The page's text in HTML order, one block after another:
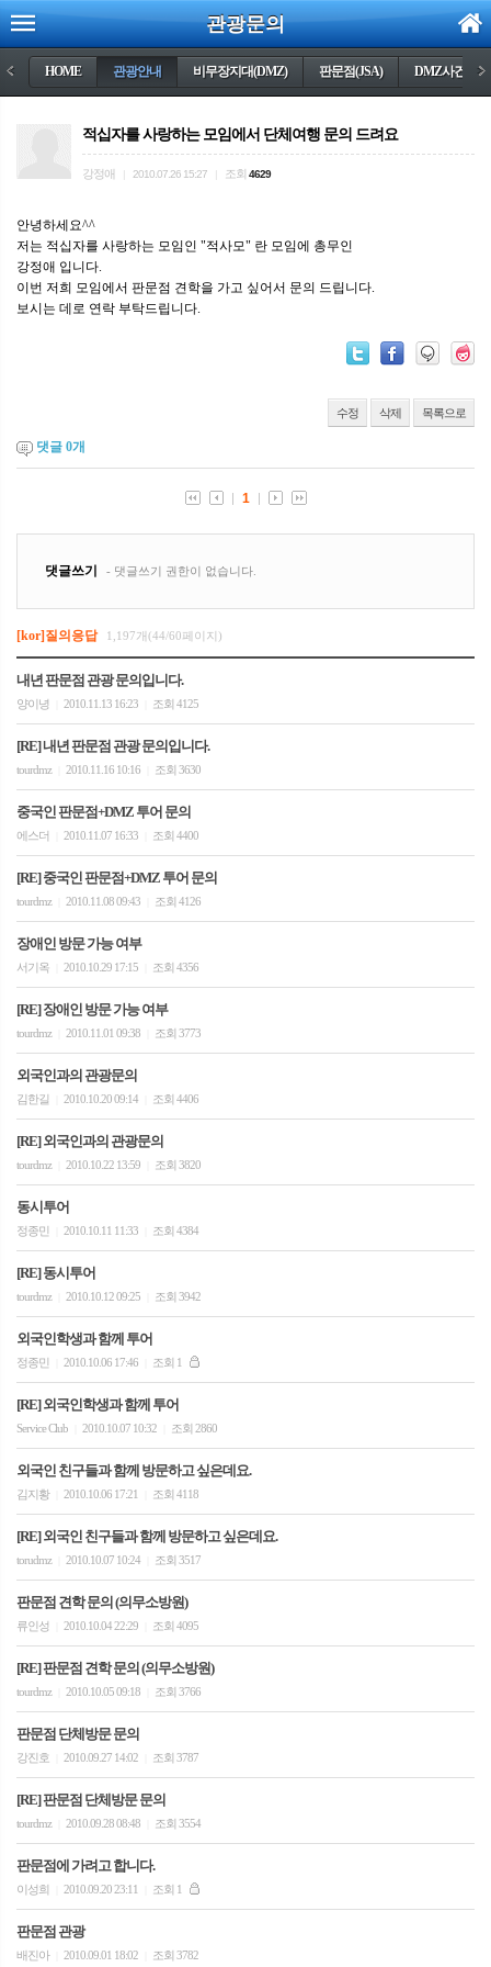
관광문의
< HOME 관광안내 비무장지대(DMZ) 판문점(JSA) DMZ사건들 >
적십자를 사랑하는 모임에서 단체여행 문의 드려요
강정애 2010.07.26 15:27 조회 4629
안녕하세요^^
저는 적십자를 사랑하는 모임인 "적사모" 란 모임에 총무인
강정애 입니다.
이번 저희 모임에서 판문점 견학을 가고 싶어서 문의 드립니다.
보시는 데로 연락 부탁드립니다.
수정 삭제 목록으로
댓글 0개
[kor]질의응답 1,197개(44/60페이지)
내년 판문점 관광 문의입니다.
양이녕 2010.11.13 16:23 조회 4125
[RE] 내년 판문점 관광 문의입니다.
tourdmz 2010.11.16 10:16 조회 3630
중국인 판문점+DMZ 투어 문의
에스더 2010.11.07 16:33 조회 4400
[RE] 중국인 판문점+DMZ 투어 문의
tourdmz 2010.11.08 09:43 조회 4126
장애인 방문 가능 여부
서기옥 2010.10.29 17:15 조회 4356
[RE] 장애인 방문 가능 여부
tourdmz 2010.11.01 09:38 조회 3773
외국인과의 관광문의
김한길 2010.10.20 09:14 조회 4406
[RE] 외국인과의 관광문의
tourdmz 2010.10.22 13:59 조회 3820
동시투어
정종민 2010.10.11 11:33 조회 4384
[RE] 동시투어
tourdmz 2010.10.12 09:25 조회 3942
외국인학생과 함께 투어
정종민 2010.10.06 17:46 조회 1
[RE] 외국인학생과 함께 투어
Service Club 2010.10.07 10:32 조회 2860
외국인 친구들과 함께 방문하고 싶은데요.
김지황 2010.10.06 17:21 조회 4118
[RE] 외국인 친구들과 함께 방문하고 싶은데요.
torudmz 2010.10.07 10:24 조회 3517
판문점 견학 문의 (의무소방원)
류인성 2010.10.04 22:29 조회 4095
[RE] 판문점 견학 문의 (의무소방원)
tourdmz 2010.10.05 09:18 조회 3766
판문점 단체방문 문의
강진호 2010.09.27 14:02 조회 3787
[RE] 판문점 단체방문 문의
tourdmz 2010.09.28 08:48 조회 3554
판문점에 가려고 합니다.
이성희 2010.09.20 23:11 조회 1
판문점 관광
배진아 2010.09.01 18:02 조회 3782